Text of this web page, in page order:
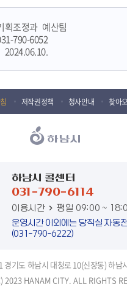
획조정과 예산팀
790-6052
2024.06.10.
저작권정책 청사안내 찾아
경기도 하남시 대청로 10(신장동) 하남
2023 HANAM CITY. ALL RIGHTS
하남시 콜센터
031-790-6114
이용시간
평일 09:00 ~
운영시간 이외에는 당직실 자동
(031-790-6222)